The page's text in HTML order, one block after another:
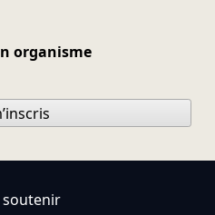
organisme
soutenir